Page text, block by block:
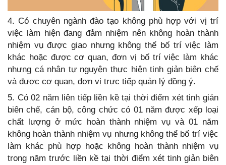
4. Có chuyên ngành đào tạo không phù hợp với vị trí
việc làm hiện đang đảm nhiệm nên không hoàn thành
nhiệm vụ được giao nhưng không thể bố trí việc làm
khác hoặc được cơ quan, đơn vị bố trí việc làm khác
nhưng cá nhân tự nguyện thực hiện tinh giản biên chế
và được cơ quan, đơn vị trực tiếp quản lý đồng ý.
5. Có 02 năm liên tiếp liền kề tại thời điểm xét tinh giản
biên chế, cán bộ, công chức có 01 năm được xếp loại
chất lượng ở mức hoàn thành nhiệm vụ và 01 năm
không hoàn thành nhiệm vụ nhưng không thể bố trí việc
làm khác phù hợp hoặc không hoàn thành nhiệm vụ
trong năm trước liền kề tại thời điểm xét tinh giản biên